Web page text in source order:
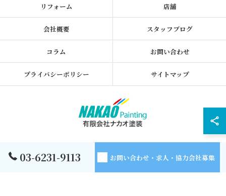
03-6231-9113 お問い合わせ・求人・協力会社募集
リフォーム 店舗
会社概要 スタッフブログ
コラム お問い合わせ
プライバシーポリシー サイトマップ
© 2026 東京都墨田区の外壁塗装なら有限会社ナカオ塗装 ALL RIGHTS
RESERVED.